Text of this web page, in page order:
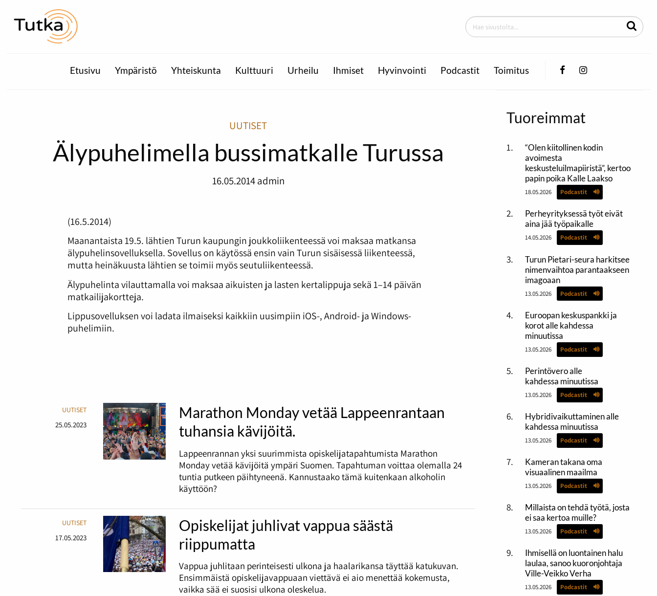
Etusivu Ympäristö Yhteiskunta Kulttuuri Urheilu Ihmiset Hyvinvointi Podcastit Toimitus FacebookInstagram
UUTISET
Älypuhelimella bussimatkalle Turussa
16.05.2014 admin
(16.5.2014)
Maanantaista 19.5. lähtien Turun kaupungin joukkoliikenteessä voi maksaa matkansa
älypuhelinsovelluksella. Sovellus on käytössä ensin vain Turun sisäisessä liikenteessä,
mutta heinäkuusta lähtien se toimii myös seutuliikenteessä.
Älypuhelinta vilauttamalla voi maksaa aikuisten ja lasten kertalippuja sekä 1–14 päivän
matkailijakortteja.
Lippusovelluksen voi ladata ilmaiseksi kaikkiin uusimpiin iOS-, Android- ja Windows-
puhelimiin.
UUTISET
25.05.2023
Marathon Monday vetää Lappeenrantaan
tuhansia kävijöitä.
Lappeenrannan yksi suurimmista opiskelijatapahtumista Marathon
Monday vetää kävijöitä ympäri Suomen. Tapahtuman voittaa olemalla 24
tuntia putkeen päihtyneenä. Kannustaako tämä kuitenkaan alkoholin
käyttöön?
UUTISET
17.05.2023
Opiskelijat juhlivat vappua säästä
riippumatta
Vappua juhlitaan perinteisesti ulkona ja haalarikansa täyttää katukuvan.
Ensimmäistä opiskelijavappuaan viettävä ei aio menettää kokemusta,
vaikka sää ei suosisi ulkona oleskelua.
Tuoreimmat
“Olen kiitollinen kodin
avoimesta
keskusteluilmapiiristä”, kertoo
papin poika Kalle Laakso
18.05.2026 Podcastit
Perheyrityksessä työt eivät
aina jää työpaikalle
14.05.2026 Podcastit
Turun Pietari-seura harkitsee
nimenvaihtoa parantaakseen
imagoaan
13.05.2026 Podcastit
Euroopan keskuspankki ja
korot alle kahdessa
minuutissa
13.05.2026 Podcastit
Perintövero alle
kahdessa minuutissa
13.05.2026 Podcastit
Hybridivaikuttaminen alle
kahdessa minuutissa
13.05.2026 Podcastit
Kameran takana oma
visuaalinen maailma
13.05.2026 Podcastit
Millaista on tehdä työtä, josta
ei saa kertoa muille?
13.05.2026 Podcastit
Ihmisellä on luontainen halu
laulaa, sanoo kuoronjohtaja
Ville-Veikko Verha
13.05.2026 Podcastit